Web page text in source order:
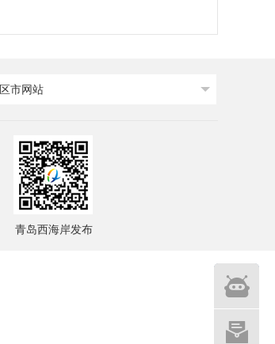
区市网站
青岛西海岸发布
智能
问答
网站建设
意见征集